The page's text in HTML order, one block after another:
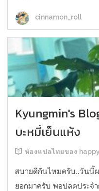
cinnamon_roll
Kyungmin's
บะหมี่เย็นแห้ง
ห้องแปลไทยของ
สบายดีกันไหมครับ..วันนี้
ยอกมาครับ พอปลดประจ